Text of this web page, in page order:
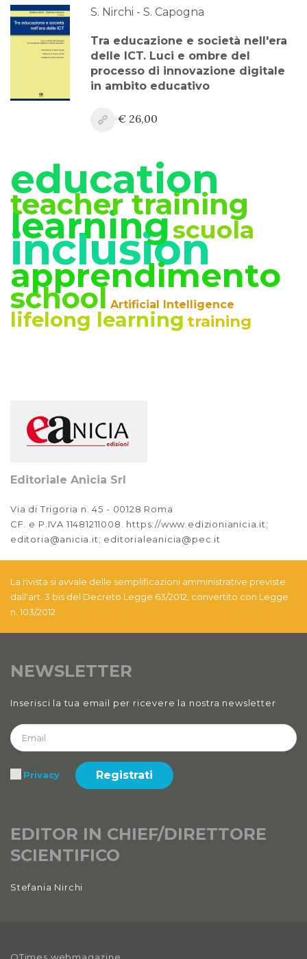
S. Nirchi - S. Capogna
Tra educazione e società nell'era
delle ICT. Luci e ombre del
processo di innovazione digitale
in ambito educativo
€ 26,00
education
teacher training
learningscuola
inclusion
apprendimento
school Artificial Intelligence
lifelong learning training
Editoriale Anicia Srl
Via di Trigoria n. 45 - 00128 Roma
CF. e P.IVA 11481211008. https://www.edizionianicia.it;
editoria@anicia.it; editorialeanicia@pec.it
La rivista si avvale delle semplificazioni amministrative previste
dall'art. 3 bis del Decreto Legge 63/2012, convertito con Legge
n. 103/2012
NEWSLETTER
Inserisci la tua email per ricevere la nostra newsletter
Privacy Registrati
EDITOR IN CHIEF/DIRETTORE
SCIENTIFICO
Stefania Nirchi